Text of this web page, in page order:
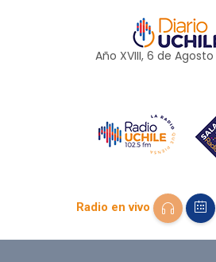
Año XVIII, 6 de Agosto
Radio en vivo